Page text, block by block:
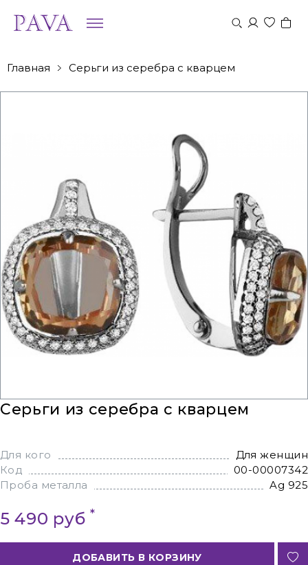
Главная Серьги из серебра с кварцем
Серьги из серебра с кварцем
Для кого
Для женщин
Код
00-00007342
Проба металла
Ag 925
5 490 руб*
ДОБАВИТЬ В КОРЗИНУ